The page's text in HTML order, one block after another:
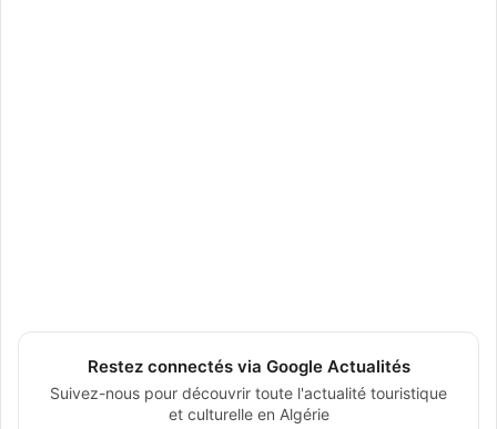
Restez connectés via Google Actualités
Suivez-nous pour découvrir toute l'actualité touristique
et culturelle en Algérie